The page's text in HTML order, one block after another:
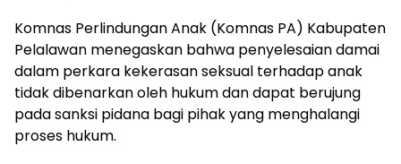
Komnas Perlindungan Anak (Komnas PA) Kabupaten
Pelalawan menegaskan bahwa penyelesaian damai
dalam perkara kekerasan seksual terhadap anak
tidak dibenarkan oleh hukum dan dapat berujung
pada sanksi pidana bagi pihak yang menghalangi
proses hukum.